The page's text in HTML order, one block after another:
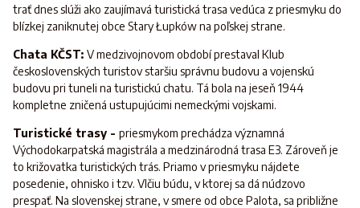
trať dnes slúži ako zaujímavá turistická trasa vedúca z priesmyku do
blízkej zaniknutej obce Stary Łupków na poľskej strane.
Chata KČST: V medzivojnovom období prestaval Klub
československých turistov staršiu správnu budovu a vojenskú
budovu pri tuneli na turistickú chatu. Tá bola na jeseň 1944
kompletne zničená ustupujúcimi nemeckými vojskami.
Turistické trasy - priesmykom prechádza významná
Východokarpatská magistrála a medzinárodná trasa E3. Zároveň je
to križovatka turistických trás. Priamo v priesmyku nájdete
posedenie, ohnisko i tzv. Vlčiu búdu, v ktorej sa dá núdzovo
prespať. Na slovenskej strane, v smere od obce Palota, sa približne